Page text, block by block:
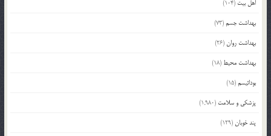
اهل بیت (104)
بهداشت جسم(73)
بهداشت روان(26)
بهداشت محیط (18)
بودائیسم(15)
پزشکی و سلامت (1,980)
پند خوبان(129)